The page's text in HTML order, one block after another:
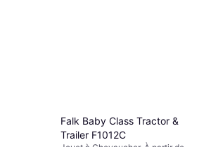
Falk Baby Class Tractor &
Trailer F1012C